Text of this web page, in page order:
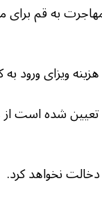
مهاجرت به قم
تعیین شده است